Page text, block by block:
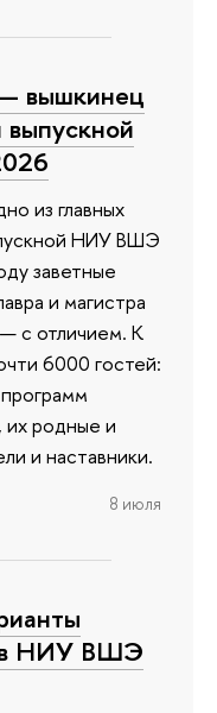
вышкинец
выпускной
из главных
НИУ ВШЭ
заветные
и магистра
с отличием. К
6000 гостей:
их родные и
и наставники.
8 июля
НИУ ВШЭ